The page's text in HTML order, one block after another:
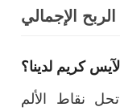
كريم لدينا؟
نقاط الألم